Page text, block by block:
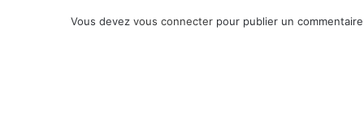
Vous devez vous connecter pour publier un